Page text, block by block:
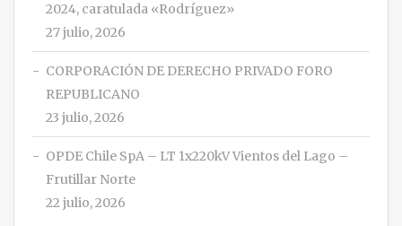
2024, caratulada «Rodríguez»
27 julio, 2026
CORPORACIÓN DE DERECHO PRIVADO FORO
REPUBLICANO
23 julio, 2026
OPDE Chile SpA – LT 1x220kV Vientos del Lago –
Frutillar Norte
22 julio, 2026